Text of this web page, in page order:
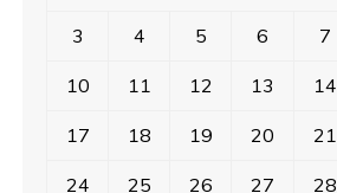
3 4 5 6 7
10 11 12 13 14
17 18 19 20 21
24 25 26 27 28